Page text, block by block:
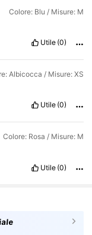
Colore: Blu / Misure: M
Utile (0)
Albicocca / Misure: XS
Utile (0)
Colore: Rosa / Misure: M
Utile (0)